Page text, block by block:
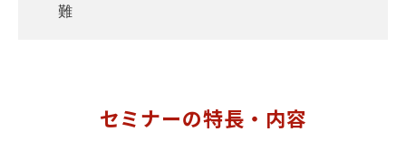
難
セミナーの特長・内容